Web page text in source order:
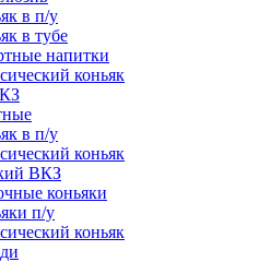
в п/у
в тубе
напитки
коньяк
в п/у
коньяк
ВКЗ
коньяки
п/у
коньяк